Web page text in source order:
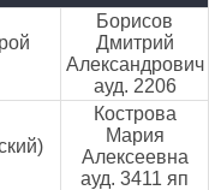
Борисов
Дмитрий
Александрович
ауд. 2206
Кострова
Мария
Алексеевна
ауд. 3411 яп